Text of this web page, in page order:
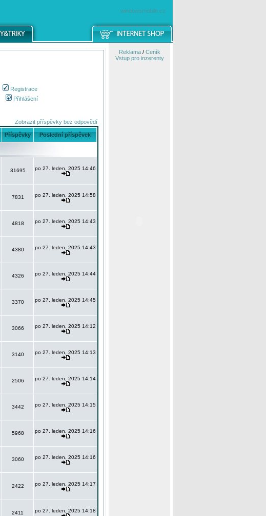
windowsmobile.cz
Registrace
Přihlášení
Zobrazit příspěvky bez odpovědí
Příspěvky Poslední příspěvek
31695 po 27. leden, 2025 14:46
7831 po 27. leden, 2025 14:58
4818 po 27. leden, 2025 14:43
4380 po 27. leden, 2025 14:43
4326 po 27. leden, 2025 14:44
3370 po 27. leden, 2025 14:45
3066 po 27. leden, 2025 14:12
3140 po 27. leden, 2025 14:13
2506 po 27. leden, 2025 14:14
3442 po 27. leden, 2025 14:15
5968 po 27. leden, 2025 14:16
3060 po 27. leden, 2025 14:16
2422 po 27. leden, 2025 14:17
2411 po 27. leden, 2025 14:18
Reklama/ Ceník
Vstup pro inzerenty